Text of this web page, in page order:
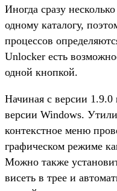
Иногда сразу
одному каталогу,
процессов
Unlocker есть
одной кнопкой.
Начиная с версии
версии Windows.
контекстное меню
графическом режиме
Можно также
висеть в трее и